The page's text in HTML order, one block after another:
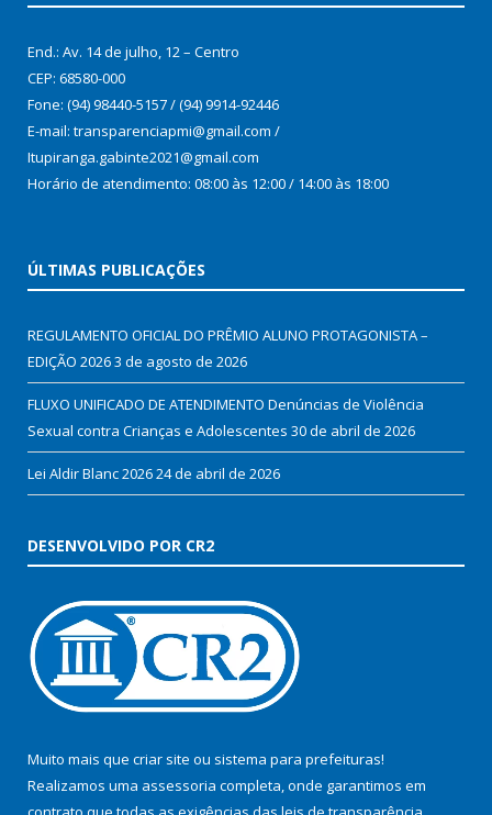
End.: Av. 14 de julho, 12 – Centro
CEP: 68580-000
Fone: (94) 98440-5157 / (94) 9914-92446
E-mail: transparenciapmi@gmail.com /
Itupiranga.gabinte2021@gmail.com
Horário de atendimento: 08:00 às 12:00 / 14:00 às 18:00
ÚLTIMAS PUBLICAÇÕES
REGULAMENTO OFICIAL DO PRÊMIO ALUNO PROTAGONISTA –
EDIÇÃO 20263 de agosto de 2026
FLUXO UNIFICADO DE ATENDIMENTO Denúncias de Violência
Sexual contra Crianças e Adolescentes 30 de abril de 2026
Lei Aldir Blanc 202624 de abril de 2026
DESENVOLVIDO POR CR2
Muito mais que criar site ou sistema para prefeituras!
Realizamos uma assessoria completa, onde garantimos em